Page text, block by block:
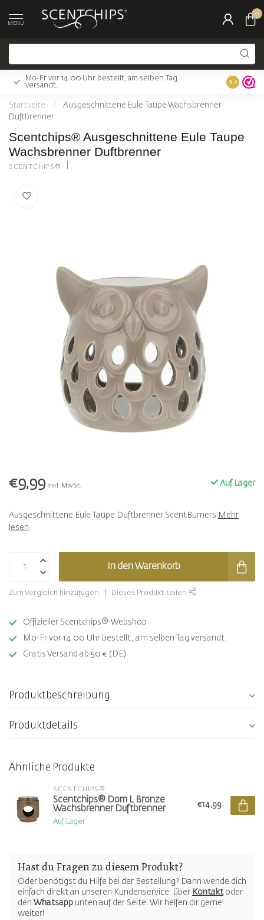
MENU
0
Mo-Fr vor 14.00 Uhr bestellt, am selben Tag
versandt.
Gratis
9.4
Startseite /
Ausgeschnittene Eule Taupe Wachsbrenner
Duftbrenner
Scentchips® Ausgeschnittene Eule Taupe
Wachsbrenner Duftbrenner
SCENTCHIPS®
€9,99 Inkl. MwSt. Auf Lager
Ausgeschnittene Eule Taupe Duftbrenner ScentBurners Mehr
lesen .
In den Warenkorb
Zum Vergleich hinzufügen Dieses Produkt teilen
Offizieller Scentchips®-Webshop
Mo-Fr vor 14.00 Uhr bestellt, am selben Tag versandt.
Gratis Versand ab 50 € (DE)
Produktbeschreibung
Produktdetails
Ähnliche Produkte
SCENTCHIPS®
Scentchips® Dom L Bronze
Wachsbrenner Duftbrenner
Auf Lager
€14,99
Hast du Fragen zu diesem Produkt?
Oder benötigst du Hilfe bei der Bestellung? Dann wende dich
einfach direkt an unseren Kundenservice: über Kontaktoder
den Whatsapp unten auf der Seite. Wir helfen dir gerne
weiter!